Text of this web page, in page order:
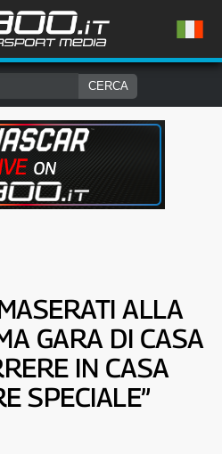
ALLA
GARA DI CASA
IN CASA
SPECIALE”